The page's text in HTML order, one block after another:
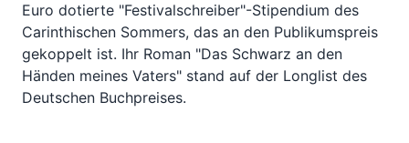
Euro dotierte "Festivalschreiber"-Stipendium des
Carinthischen Sommers, das an den Publikumspreis
gekoppelt ist. Ihr Roman "Das Schwarz an den
Händen meines Vaters" stand auf der Longlist des
Deutschen Buchpreises.